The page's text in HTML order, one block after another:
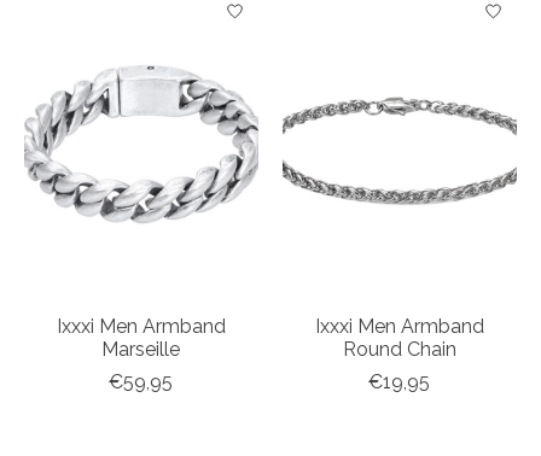
Ixxxi Men Armband
Marseille
€59,95
Ixxxi Men Armband
Round Chain
€19,95